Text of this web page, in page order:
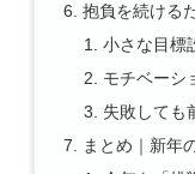
抱負を続ける
小さな目標
モチベーシ
失敗しても
まとめ｜新年